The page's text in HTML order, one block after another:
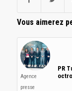
Vous aimerez
Agence
presse
PR